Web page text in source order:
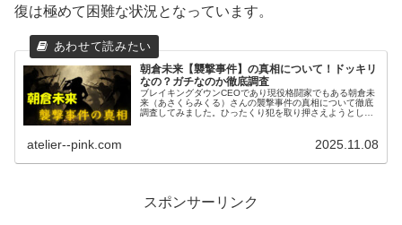
復は極めて困難な状況となっています。
朝倉未来【襲撃事件】の真相について！ドッキリ
なの？ガチなのか徹底調査
ブレイキングダウンCEOであり現役格闘家でもある朝倉未
来（あさくらみくる）さんの襲撃事件の真相について徹底
調査してみました。ひったくり犯を取り押さえようとして
atelier--pink.com 2025.11.08
スポンサーリンク